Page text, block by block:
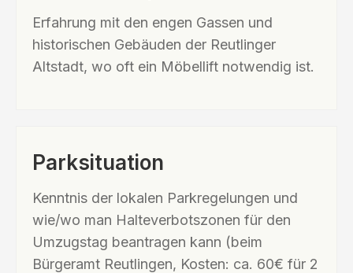
Erfahrung mit den engen Gassen und
historischen Gebäuden der Reutlinger
Altstadt, wo oft ein Möbellift notwendig ist.
Parksituation
Kenntnis der lokalen Parkregelungen und
wie/wo man Halteverbotszonen für den
Umzugstag beantragen kann (beim
Bürgeramt Reutlingen, Kosten: ca. 60€ für 2